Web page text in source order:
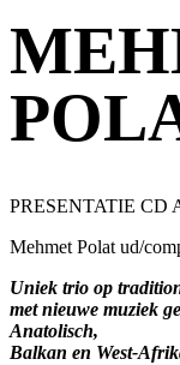
PRESENTATIE CD
Mehmet Polat ud/
Uniek trio op
met nieuwe muziek
Anatolisch,
Balkan en West-